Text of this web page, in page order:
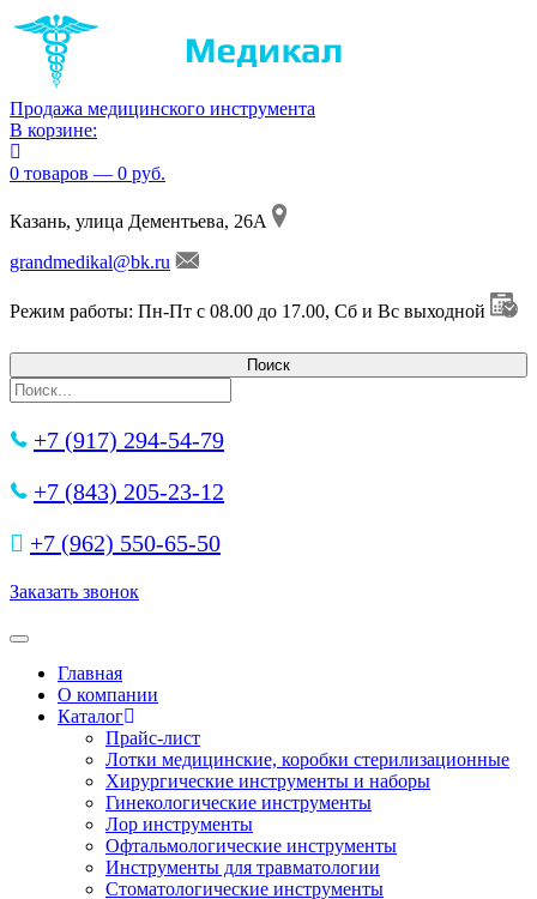
Продажа медицинского инструмента
В корзине:
0 товаров — 0 руб.
Казань, улица Дементьева, 26А
grandmedikal@bk.ru
Режим работы: Пн-Пт с 08.00 до 17.00, Сб и Вс выходной
+7 (917) 294-54-79
+7 (843) 205-23-12
+7 (962) 550‑65‑50‬
Заказать звонок
Toggle navigation
Главная
О компании
Каталог
Прайс-лист
Лотки медицинские, коробки стерилизационные
Хирургические инструменты и наборы
Гинекологические инструменты
Лор инструменты
Офтальмологические инструменты
Инструменты для травматологии
Стоматологические инструменты